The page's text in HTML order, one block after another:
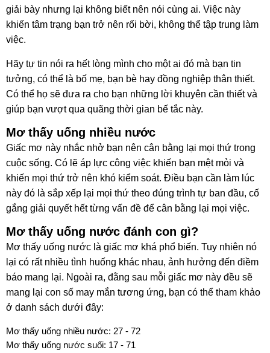
giải bày nhưng lại không biết nên nói cùng ai. Việc này
khiến tâm trạng bạn trở nên rối bời, không thể tập trung làm
việc.
Hãy tự tin nói ra hết lòng mình cho một ai đó mà bạn tin
tưởng, có thể là bố mẹ, bạn bè hay đồng nghiệp thân thiết.
Có thể họ sẽ đưa ra cho bạn những lời khuyên cần thiết và
giúp bạn vượt qua quãng thời gian bế tắc này.
Mơ thấy uống nhiều nước
Giấc mơ này nhắc nhở bạn nên cân bằng lại mọi thứ trong
cuộc sống. Có lẽ áp lực công việc khiến bạn mệt mỏi và
khiến mọi thứ trở nên khó kiểm soát. Điều bạn cần làm lúc
này đó là sắp xếp lại mọi thứ theo đúng trình tự ban đầu, cố
gắng giải quyết hết từng vấn đề để cân bằng lại mọi việc.
Mơ thấy uống nước đánh con gì?
Mơ thấy uống nước là giấc mơ khá phổ biến. Tuy nhiên nó
lại có rất nhiều tình huống khác nhau, ảnh hưởng đến điềm
báo mang lại. Ngoài ra, đằng sau mỗi giấc mơ này đều sẽ
mang lại con số may mắn tương ứng, bạn có thể tham khảo
ở danh sách dưới đây:
Mơ thấy uống nhiều nước: 27 - 72
Mơ thấy uống nước suối: 17 - 71